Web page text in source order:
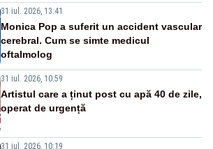
31 iul. 2026, 13:41
Monica Pop a suferit un accident vascular
cerebral. Cum se simte medicul
oftalmolog
31 iul. 2026, 10:59
Artistul care a ținut post cu apă 40 de zile,
operat de urgență
31 iul. 2026, 10:19